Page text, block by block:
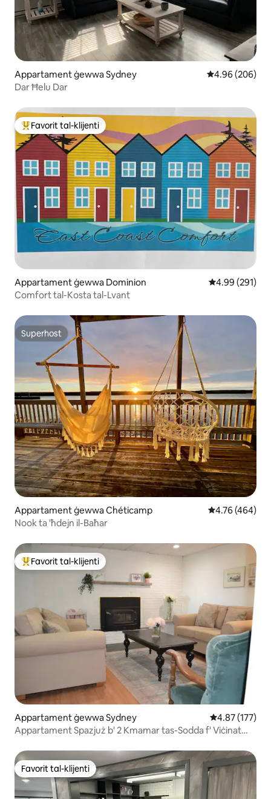
Appartament ġewwa Sydney Rating medju
4.96 (206)
Dar Ħelu Dar
Wieħed mill-aqwa favoriti tal-klijenti
Favorit tal-klijenti
Appartament ġewwa Dominion Rating medju
4.99 (291)
Comfort tal-Kosta tal-Lvant
Superhost
Superhost
Appartament ġewwa Chéticamp Rating medju
4.76 (464)
Nook ta 'ħdejn il-Baħar
Wieħed mill-aqwa favoriti tal-klijenti
Favorit tal-klijenti
Appartament ġewwa Sydney Rating medju
4.87 (177)
Appartament Spazjuż b' 2 Kmamar tas-Sodda f' Viċinat
Favorit tal-klijenti
Favorit tal-klijenti